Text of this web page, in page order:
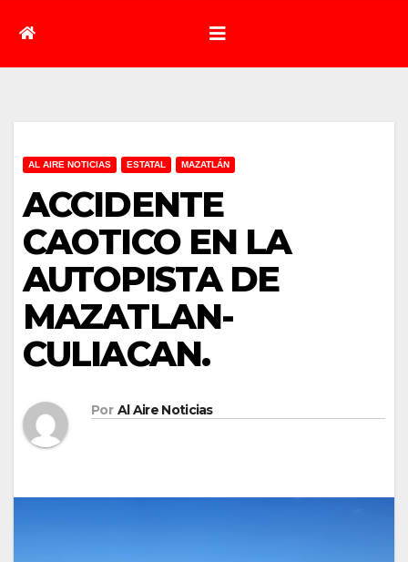
AL AIRE NOTICIAS ESTATAL MAZATLÁN
ACCIDENTE
CAOTICO EN LA
AUTOPISTA DE
MAZATLAN-
CULIACAN.
Por Al Aire Noticias